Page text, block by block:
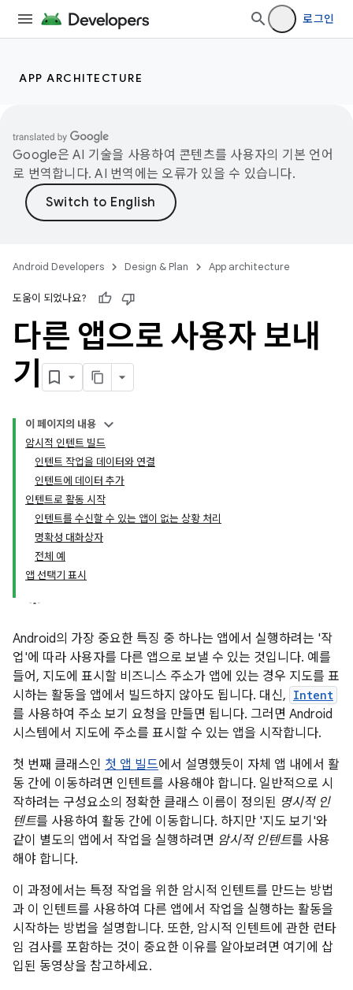
로그인
APP ARCHITECTURE
Google은 AI 기술을 사용하여 콘텐츠를 사용자의 기본 언어
로 번역합니다. AI 번역에는 오류가 있을 수 있습니다.
Android Developers Design & Plan App architecture
도움이 되었나요?
다른 앱으로 사용자 보내
기
이 페이지의 내용
암시적 인텐트 빌드
인텐트 작업을 데이터와 연결
인텐트에 데이터 추가
인텐트로 활동 시작
인텐트를 수신할 수 있는 앱이 없는 상황 처리
명확성 대화상자
전체 예
앱 선택기 표시
Android의 가장 중요한 특징 중 하나는 앱에서 실행하려는 '작
업'에 따라 사용자를 다른 앱으로 보낼 수 있는 것입니다. 예를
들어, 지도에 표시할 비즈니스 주소가 앱에 있는 경우 지도를 표
시하는 활동을 앱에서 빌드하지 않아도 됩니다. 대신, Intent
를 사용하여 주소 보기 요청을 만들면 됩니다. 그러면 Android
시스템에서 지도에 주소를 표시할 수 있는 앱을 시작합니다.
첫 번째 클래스인 첫 앱 빌드에서 설명했듯이 자체 앱 내에서 활
동 간에 이동하려면 인텐트를 사용해야 합니다. 일반적으로 시
작하려는 구성요소의 정확한 클래스 이름이 정의된 명시적 인
텐트를 사용하여 활동 간에 이동합니다. 하지만 '지도 보기'와
같이 별도의 앱에서 작업을 실행하려면 암시적 인텐트를 사용
해야 합니다.
이 과정에서는 특정 작업을 위한 암시적 인텐트를 만드는 방법
과 이 인텐트를 사용하여 다른 앱에서 작업을 실행하는 활동을
시작하는 방법을 설명합니다. 또한, 암시적 인텐트에 관한 런타
임 검사를 포함하는 것이 중요한 이유를 알아보려면 여기에 삽
입된 동영상을 참고하세요.